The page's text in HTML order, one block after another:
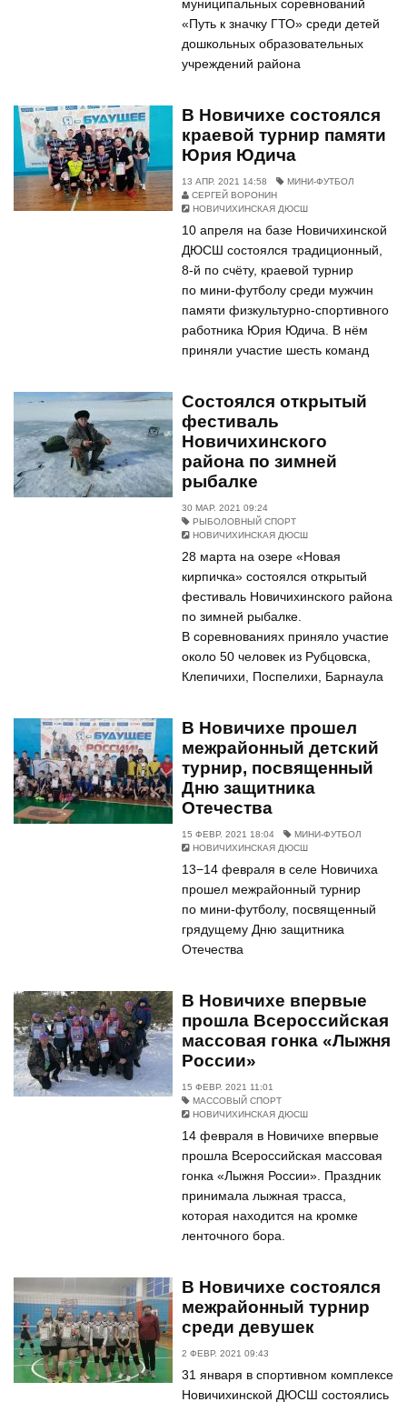
муниципальных соревнований
«Путь к значку ГТО» среди детей
дошкольных образовательных
учреждений района
В Новичихе состоялся
краевой турнир памяти
Юрия Юдича
13 АПР. 2021 14:58
МИНИ-ФУТБОЛ
СЕРГЕЙ ВОРОНИН
НОВИЧИХИНСКАЯ ДЮСШ
10 апреля на базе Новичихинской
ДЮСШ состоялся традиционный,
8-й по счёту, краевой турнир
по мини-футболу среди мужчин
памяти физкультурно-спортивного
работника Юрия Юдича. В нём
приняли участие шесть команд
Состоялся открытый
фестиваль
Новичихинского
района по зимней
рыбалке
30 МАР. 2021 09:24
РЫБОЛОВНЫЙ СПОРТ
НОВИЧИХИНСКАЯ ДЮСШ
28 марта на озере «Новая
кирпичка» состоялся открытый
фестиваль Новичихинского района
по зимней рыбалке.
В соревнованиях приняло участие
около 50 человек из Рубцовска,
Клепичихи, Поспелихи, Барнаула
В Новичихе прошел
межрайонный детский
турнир, посвященный
Дню защитника
Отечества
15 ФЕВР. 2021 18:04
МИНИ-ФУТБОЛ
НОВИЧИХИНСКАЯ ДЮСШ
13−14 февраля в селе Новичиха
прошел межрайонный турнир
по мини-футболу, посвященный
грядущему Дню защитника
Отечества
В Новичихе впервые
прошла Всероссийская
массовая гонка «Лыжня
России»
15 ФЕВР. 2021 11:01
МАССОВЫЙ СПОРТ
НОВИЧИХИНСКАЯ ДЮСШ
14 февраля в Новичихе впервые
прошла Всероссийская массовая
гонка «Лыжня России». Праздник
принимала лыжная трасса,
которая находится на кромке
ленточного бора.
В Новичихе состоялся
межрайонный турнир
среди девушек
2 ФЕВР. 2021 09:43
31 января в спортивном комплексе
Новичихинской ДЮСШ состоялись